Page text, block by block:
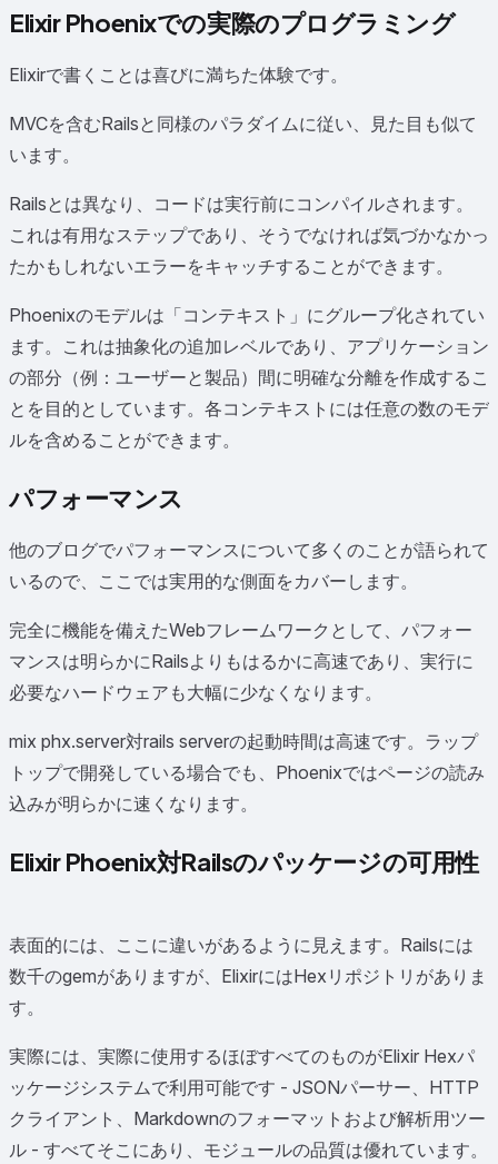
Elixir Phoenixでの実際のプログラミング
Elixirで書くことは喜びに満ちた体験です。
MVCを含むRailsと同様のパラダイムに従い、見た目も似て
います。
Railsとは異なり、コードは実行前にコンパイルされます。
これは有用なステップであり、そうでなければ気づかなかっ
たかもしれないエラーをキャッチすることができます。
Phoenixのモデルは「コンテキスト」にグループ化されてい
ます。これは抽象化の追加レベルであり、アプリケーション
の部分（例：ユーザーと製品）間に明確な分離を作成するこ
とを目的としています。各コンテキストには任意の数のモデ
ルを含めることができます。
パフォーマンス
他のブログでパフォーマンスについて多くのことが語られて
いるので、ここでは実用的な側面をカバーします。
完全に機能を備えたWebフレームワークとして、パフォー
マンスは明らかにRailsよりもはるかに高速であり、実行に
必要なハードウェアも大幅に少なくなります。
mix phx.server対rails serverの起動時間は高速です。ラップ
トップで開発している場合でも、Phoenixではページの読み
込みが明らかに速くなります。
Elixir Phoenix対Railsのパッケージの可用性
表面的には、ここに違いがあるように見えます。Railsには
数千のgemがありますが、ElixirにはHexリポジトリがありま
す。
実際には、実際に使用するほぼすべてのものがElixir Hexパ
ッケージシステムで利用可能です - JSONパーサー、HTTP
クライアント、Markdownのフォーマットおよび解析用ツー
ル - すべてそこにあり、モジュールの品質は優れています。